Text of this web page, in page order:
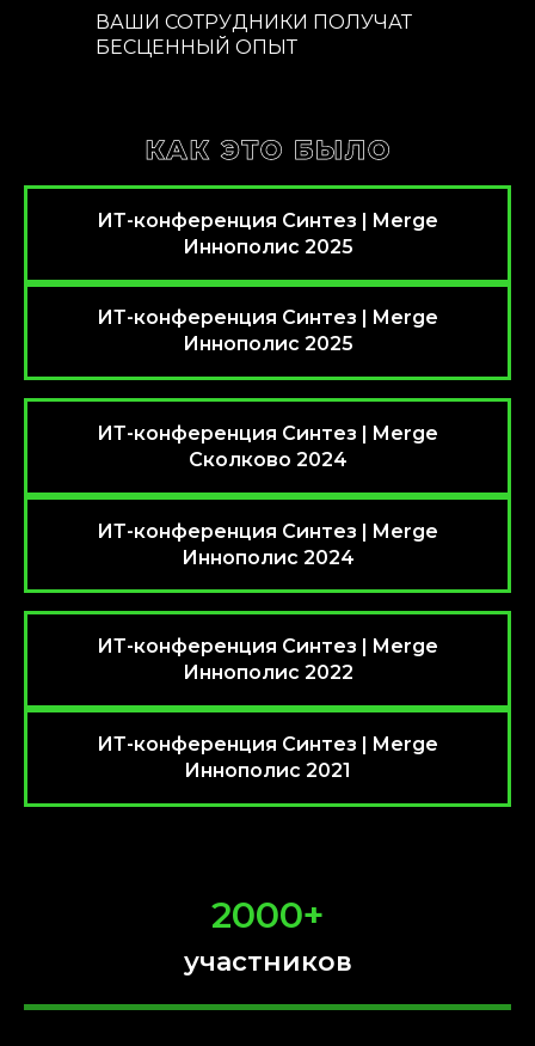
ВАШИ СОТРУДНИКИ ПОЛУЧАТ
БЕСЦЕННЫЙ ОПЫТ
ИТ-конференция Синтез | Merge
Иннополис 2025
ИТ-конференция Синтез | Merge
Иннополис 2025
ИТ-конференция Синтез | Merge
Сколково 2024
ИТ-конференция Синтез | Merge
Иннополис 2024
ИТ-конференция Синтез | Merge
Иннополис 2022
ИТ-конференция Синтез | Merge
Иннополис 2021
2000+
участников